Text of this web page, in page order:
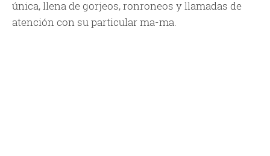
única, llena de gorjeos, ronroneos y llamadas de
atención con su particular ma-ma.